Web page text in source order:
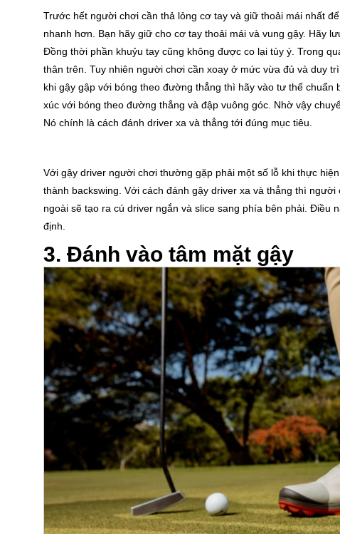
Trước hết người chơi cần thả lỏng cơ tay và giữ thoải mái nhất
nhanh hơn. Bạn hãy giữ cho cơ tay thoải mái và vung gậy. Hãy
Đồng thời phần khuỷu tay cũng không được co lại tùy ý. Trong
thân trên. Tuy nhiên người chơi cần xoay ở mức vừa đủ và duy
khi gậy gập với bóng theo đường thẳng thì hãy vào tư thế
xúc với bóng theo đường thẳng và đập vuông góc. Nhờ vậy
Nó chính là cách đánh driver xa và thẳng tới đúng mục tiêu.
Với gậy driver người chơi thường gặp phải một số lỗ khi thực
thành backswing. Với cách đánh gậy driver xa và thẳng thì
ngoài sẽ tạo ra cú driver ngắn và slice sang phía bên phải.
định.
3. Đánh vào tâm mặt gậy